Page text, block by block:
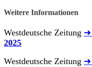
Weitere Informationen
Westdeutsche Zeitung ➜
2025
Westdeutsche Zeitung ➜